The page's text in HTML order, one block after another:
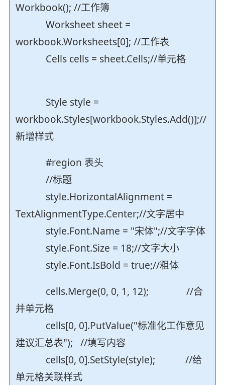
Workbook(); //工作簿
Worksheet sheet =
workbook.Worksheets[0]; //工作表
Cells cells = sheet.Cells;//单元格
Style style =
workbook.Styles[workbook.Styles.Add()];//
新增样式
#region 表头
//标题
style.HorizontalAlignment =
TextAlignmentType.Center;//文字居中
style.Font.Name = "宋体";//文字字体
style.Font.Size = 18;//文字大小
style.Font.IsBold = true;//粗体
cells.Merge(0, 0, 1, 12); //合
并单元格
cells[0, 0].PutValue("标准化工作意见
建议汇总表"); //填写内容
cells[0, 0].SetStyle(style); //给
单元格关联样式